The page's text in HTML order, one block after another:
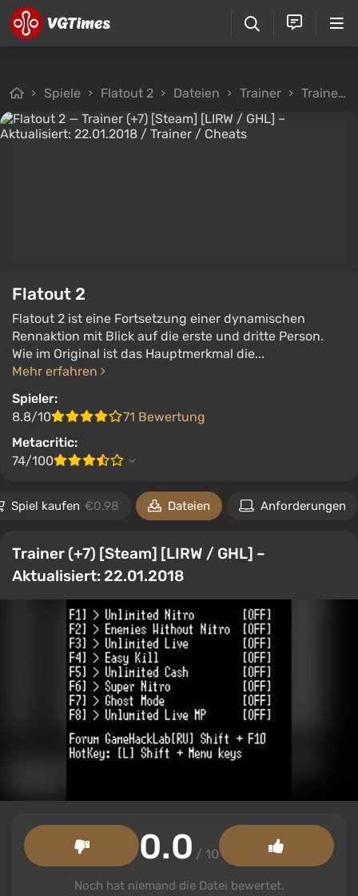
Spiele Flatout 2 Dateien Trainer Trainer (+7) [Steam] [LIRW / GHL] – Aktualisiert: 22.01.2018
Flatout 2
Flatout 2 ist eine Fortsetzung einer dynamischen
Rennaktion mit Blick auf die erste und dritte Person.
Wie im Original ist das Hauptmerkmal die...
Mehr erfahren
Spieler:
8.8/10
71 Bewertung
Metacritic:
74/100
Spiel kaufen €0.98 Dateien Anforderungen
Trainer (+7) [Steam] [LIRW / GHL] –
Aktualisiert: 22.01.2018
0.0 / 10
Noch hat niemand die Datei bewertet.